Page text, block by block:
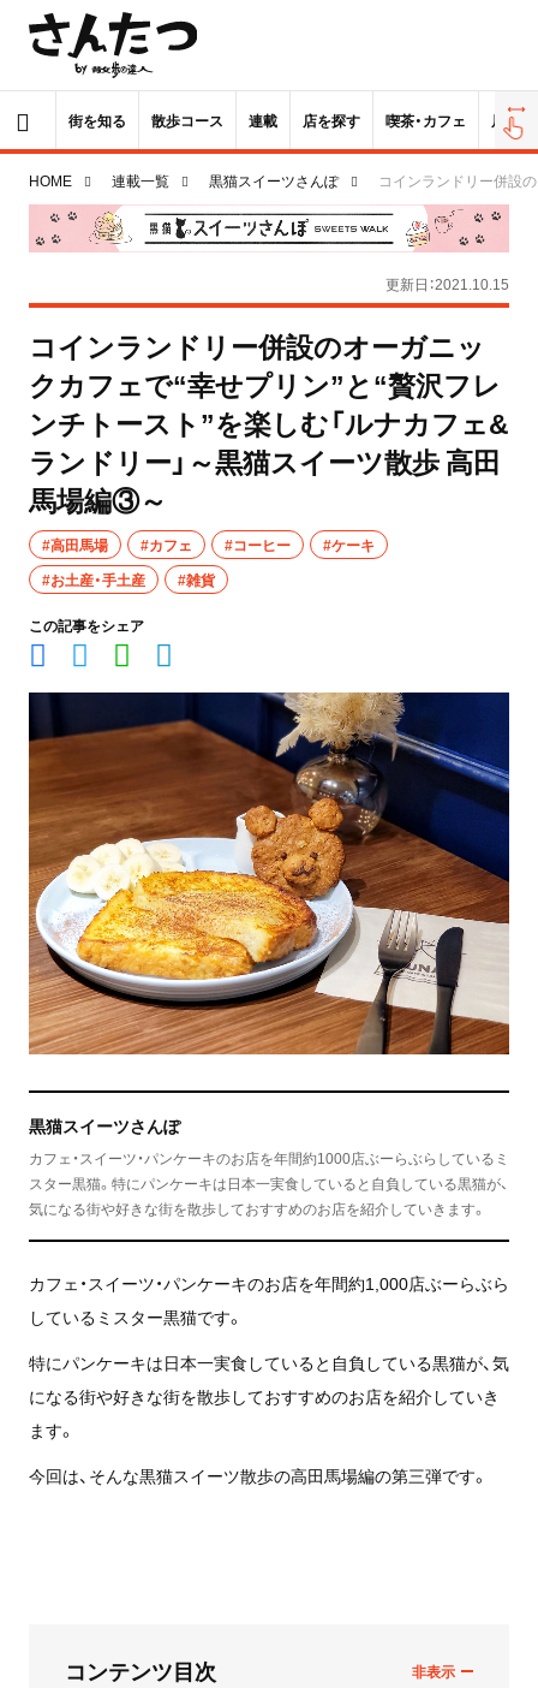
街を知る 散歩コース 連載 店を探す 喫茶・カフェ 居酒屋
HOME 連載一覧 黒猫スイーツさんぽ コインランドリー併設
更新日：2021.10.15
コインランドリー併設のオーガニッ
クカフェで“幸せプリン”と“贅沢フレ
ンチトースト”を楽しむ「ルナカフェ&
ランドリー」～黒猫スイーツ散歩 高田
馬場編③～
#高田馬場 #カフェ #コーヒー
#ケーキ
#お土産・手土産
#雑貨
この記事をシェア
黒猫スイーツさんぽ
カフェ・スイーツ・パンケーキのお店を年間約1000店ぶーらぶらしているミ
スター黒猫。特にパンケーキは日本一実食していると自負している黒猫が、
気になる街や好きな街を散歩しておすすめのお店を紹介していきます。
カフェ・スイーツ・パンケーキのお店を年間約1,000店ぶーらぶら
しているミスター黒猫です。
特にパンケーキは日本一実食していると自負している黒猫が、気
になる街や好きな街を散歩しておすすめのお店を紹介していき
ます。
今回は、そんな黒猫スイーツ散歩の高田馬場編の第三弾です。
コンテンツ目次